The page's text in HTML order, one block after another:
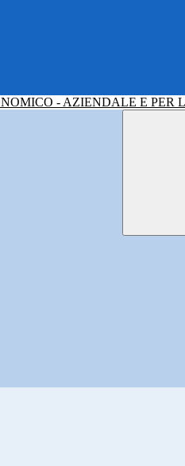
- AZIENDALE E PER